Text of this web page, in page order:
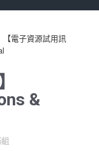
【電子資源試用訊
&